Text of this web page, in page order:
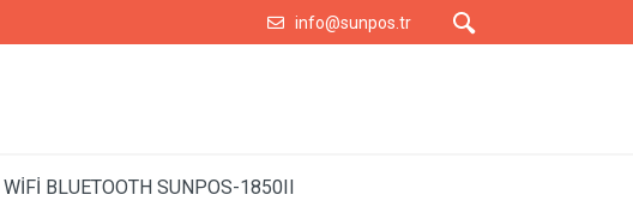
info@sunpos.tr
BLUETOOTH SUNPOS-1850II